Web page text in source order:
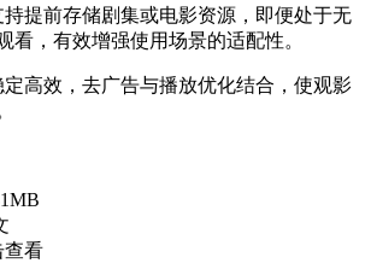
提前存储剧集或电影资源，即便处于无
看，有效增强使用场景的适配性。
高效，去广告与播放优化结合，使观影
查看